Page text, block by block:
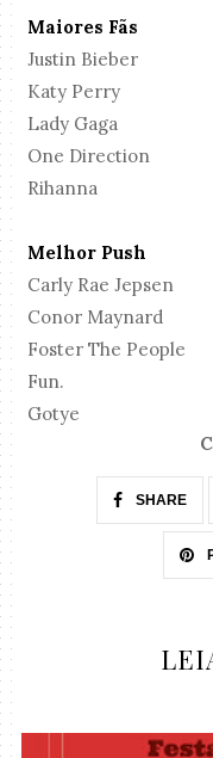
Maiores Fãs
Justin Bieber
Katy Perry
Lady Gaga
One Direction
Rihanna
Melhor Push
Carly Rae Jepsen
Conor Maynard
Foster The People
Fun.
Gotye
SHARE